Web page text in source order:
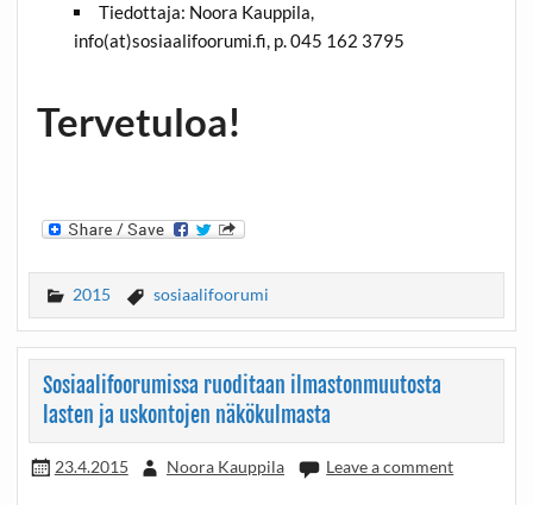
Tiedottaja: Noora Kauppila,
info(at)sosiaalifoorumi.fi, p. 045 162 3795
Tervetuloa!
2015 sosiaalifoorumi
Sosiaalifoorumissa ruoditaan ilmastonmuutosta
lasten ja uskontojen näkökulmasta
23.4.2015 Noora Kauppila Leave a comment